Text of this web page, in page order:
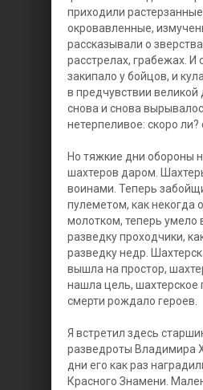
приходили
окровавленные,
рассказывали о
расстрелах, грабежах. И
закипало у бойцов, и
в предчувствии великой
снова и снова
нетерпеливое: скоро ли?
Но тяжкие дни обороны
шахтеров даром.
воинами. Теперь
пулеметом, как некогда
молотком, теперь умело
разведку проходчики,
разведку недр.
вышла на простор,
нашла цель, шахтерское
смерти рождало героев.
Я встретил здесь
разведроты Владимира
дни его как раз
Красного Знамени.